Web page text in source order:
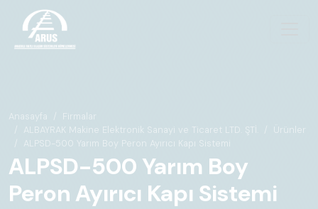
Anasayfa
Firmalar
ALBAYRAK Makine Elektronik Sanayi ve Ticaret LTD. ŞTİ.
Ürünler
ALPSD-500 Yarım Boy Peron Ayırıcı Kapı Sistemi
ALPSD-500 Yarım Boy
Peron Ayırıcı Kapı Sistemi